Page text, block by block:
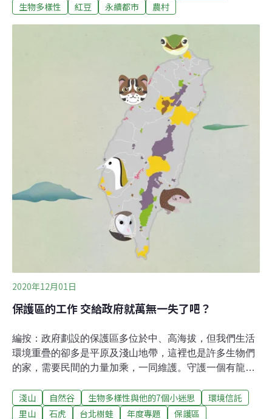
動，牽起與生物多樣性的友善連結。美濃的白玉蘿蔔、澄
實；節能隔熱的建築改造，為減緩夏季高溫與氣候變遷畫
出了具體的行動方案；街區的小塊綠地、屋頂和社區農
園，也能一點一點串連成生態跳島，為都市裡的生物提供
友善的棲息環境。維護城市完整的生態系，同時減緩氣候
變遷帶來的風險，便是為生物多樣性保育付出行動，也為
都市生活建構健康永續的未來。食物連結線 拉起城市與農
村的共享價值「氣象報導高雄下大雨，蘿蔔田有淹水
嗎？」「好擔心喔，又下雨了，忍不住想起你們的番茄
園。」在美濃生活的記者李慧宜於《農村，你好嗎？》書
生物多樣性
紅豆 永續都市 農村
2020年12月01日
保護區的工作 交給政府就萬無一失了吧？
編按：政府劃設的保護區多位於中、高海拔，但我們生活
環境重疊的卻多是平原及淺山地帶，這裡也是許多生物們
的家，需要民間的力量加乘，一同維護。守護一個有龍
甲的洞嗎？這裡有一個喔。」本來已經往前走的人群因而
紛紛轉頭、望向周昭蕊所指向的一個淺淺的黝黑小洞口，
淺山 自然谷 生物多樣性與他的7個小迷思
環境信託
里山
石虎 台北樹蛙 年度專題
保護區